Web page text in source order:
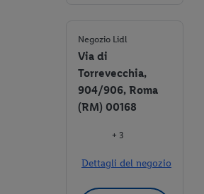
Negozio Lidl
Via di
Torrevecchia,
904/906, Roma
(RM) 00168
+ 3
Dettagli del negozio